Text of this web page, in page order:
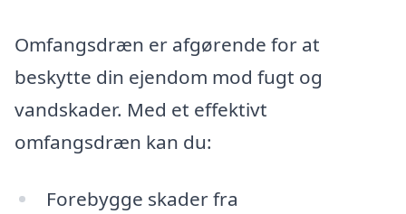
Omfangsdræn er afgørende for at
beskytte din ejendom mod fugt og
vandskader. Med et effektivt
omfangsdræn kan du:
Forebygge skader fra